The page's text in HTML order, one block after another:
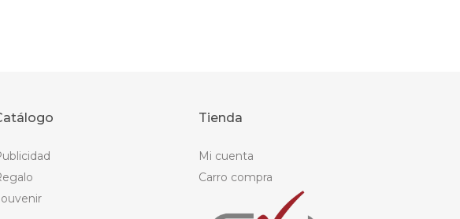
Tienda
Mi cuenta
Carro compra